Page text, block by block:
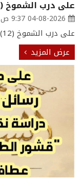
على درب الشموخ (12) أوراقُ الوردِ تتكلَّم
04-08-2026 9:37 ص
على درب الشموخ (12) أوراقُ الوردِ تتكلَّم
عرض المزيد